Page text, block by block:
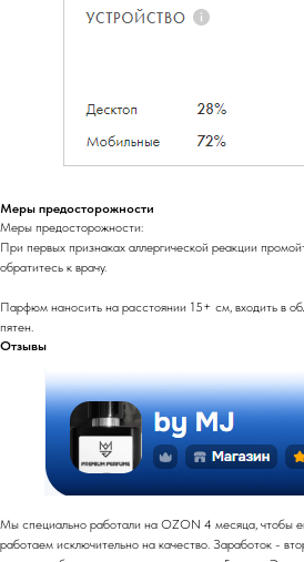
Меры предосторожности
Меры предосторожности:
При первых признаках аллергической реакции
обратитесь к врачу.
Парфюм наносить на расстоянии 15+ см, входить в
пятен.
Отзывы
Мы специально работали на OZON 4 месяца, чтобы
работаем исключительно на качество. Заработок -